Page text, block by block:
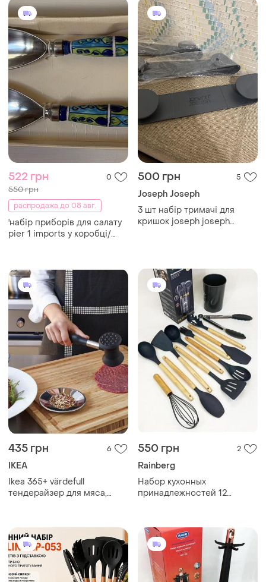
522 грн 0
550 грн
распродажа до 08 авг.
'набір приборів для салату
pier 1 imports у коробці/
500 грн 5
Joseph Joseph
3 шт набір тримачі для
кришок joseph joseph
435 грн 6
IKEA
Ikea 365+ värdefull
тендерайзер для мяса,
550 грн 2
Rainberg
Набор кухонных
принадлежностей 12